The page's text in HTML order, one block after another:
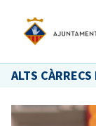
ALTS CÀRRECS